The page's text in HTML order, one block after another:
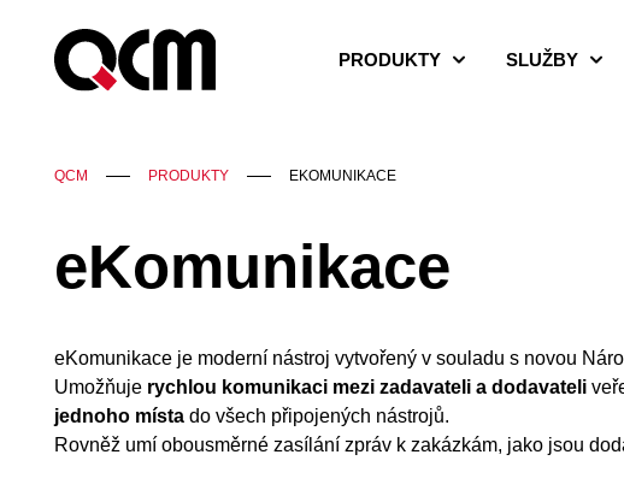
PRODUKTY SLUŽBY
QCM PRODUKTY EKOMUNIKACE
eKomunikace
eKomunikace je moderní nástroj vytvořený v souladu s novou
Umožňuje rychlou komunikaci mezi zadavateli a dodavateli
jednoho místa do všech připojených nástrojů.
Rovněž umí obousměrné zasílání zpráv k zakázkám, jako jsou